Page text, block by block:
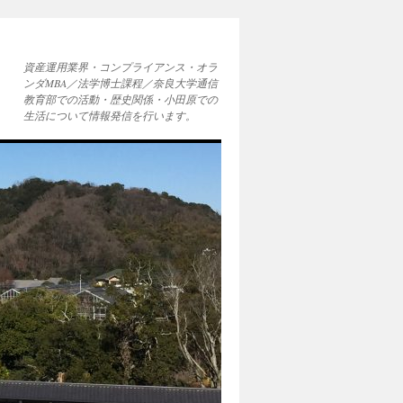
資産運用業界・コンプライアンス・オラ
ンダMBA／法学博士課程／奈良大学通信
教育部での活動・歴史関係・小田原での
生活について情報発信を行います。